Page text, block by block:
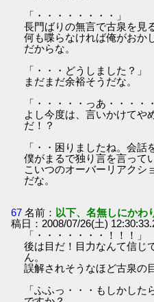
「・・・・・・・・」
長門ばりの無言で古泉を見
何も喋らなければ俺がおか
だからな。
「・・・どうしました？」
まだまだ余裕そうだな。
「・・・・・っあ・・・・
よし今度は、言いかけてや
だ！？
「・・困りましたね。会話
僕がまるで独り言を言って
こいつのオーバーリアクシ
だな。
67 名前： 以下、名無しにかわ
稿日：2008/07/26(土)
「・・・・・・・！！！」
後は目だ！目力なんて信じ
ん。
誤解されそうなほど古泉の
「ふふっ・・・もしかし